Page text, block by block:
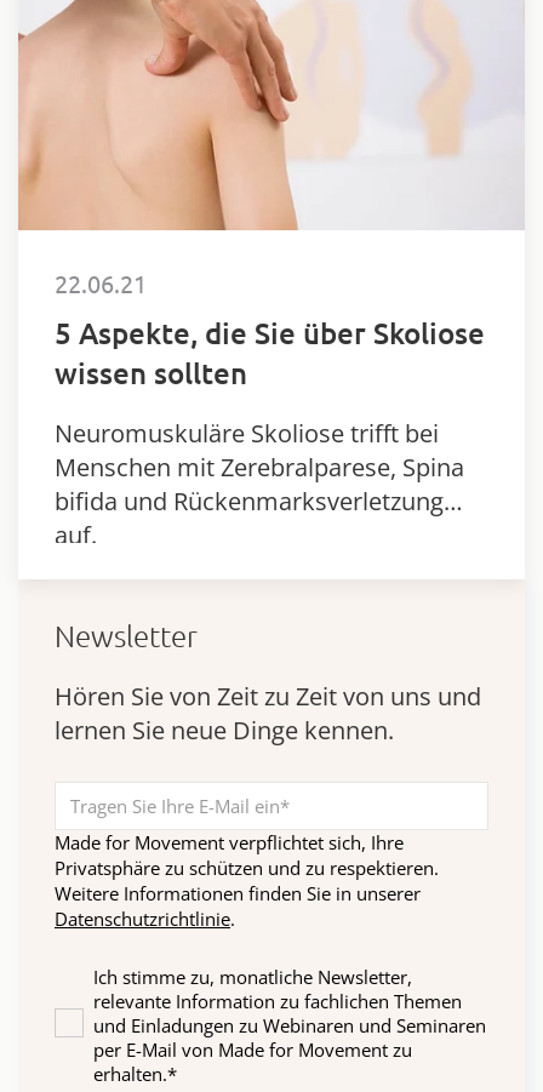
22.06.21
5 Aspekte, die Sie über Skoliose
wissen sollten
Neuromuskuläre Skoliose trifft bei
Menschen mit Zerebralparese, Spina
bifida und Rückenmarksverletzung
auf.
Newsletter
Hören Sie von Zeit zu Zeit von uns und
lernen Sie neue Dinge kennen.
Made for Movement verpflichtet sich, Ihre
Privatsphäre zu schützen und zu respektieren.
Weitere Informationen finden Sie in unserer
Datenschutzrichtlinie.
Ich stimme zu, monatliche Newsletter,
relevante Information zu fachlichen Themen
und Einladungen zu Webinaren und Seminaren
per E-Mail von Made for Movement zu
erhalten.*